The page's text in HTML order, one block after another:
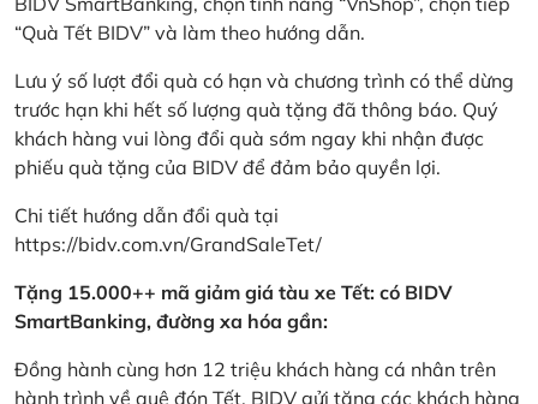
“Quà Tết BIDV” và làm theo hướng dẫn.
Lưu ý số lượt đổi quà có hạn và chương trình có thể dừng
trước hạn khi hết số lượng quà tặng đã thông báo. Quý
khách hàng vui lòng đổi quà sớm ngay khi nhận được
phiếu quà tặng của BIDV để đảm bảo quyền lợi.
Chi tiết hướng dẫn đổi quà tại
https://bidv.com.vn/GrandSaleTet/
Tặng 15.000++ mã giảm giá tàu xe Tết: có BIDV
SmartBanking, đường xa hóa gần:
Đồng hành cùng hơn 12 triệu khách hàng cá nhân trên
hành trình về quê đón Tết, BIDV gửi tặng các khách hàng